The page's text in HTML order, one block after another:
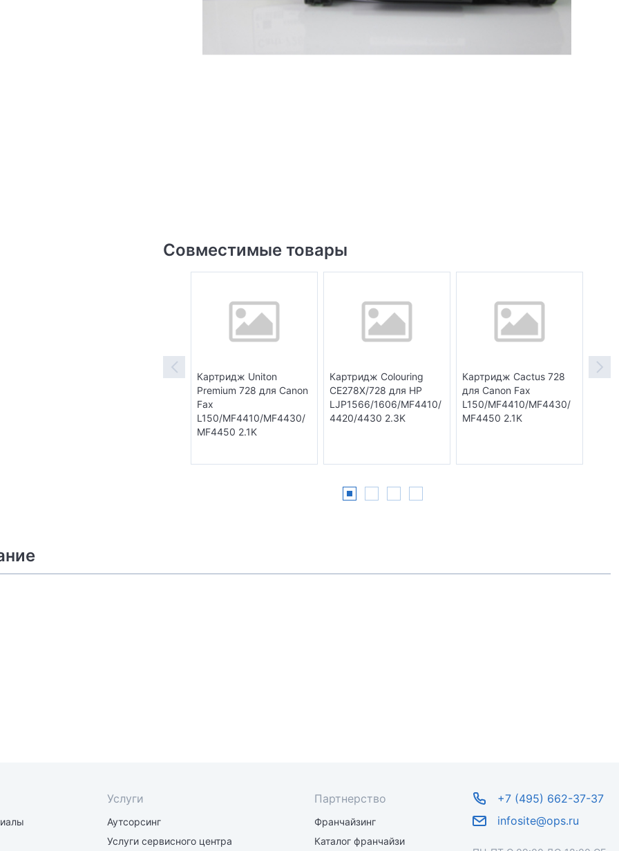
Совместимые товары
Картридж Uniton
Premium 728 для Canon
Fax
L150/MF4410/MF4430/
MF4450 2.1K
Картридж Colouring
CE278X/728 для HP
LJP1566/1606/MF4410/
4420/4430 2.3K
Картридж Cactus 728
для Canon Fax
L150/MF4410/MF4430/
MF4450 2.1K
+7 (495) 662-37-37
infosite@ops.ru
Услуги
Аутсорсинг
Услуги сервисного центра
Партнерство
Франчайзинг
Каталог франчайзи